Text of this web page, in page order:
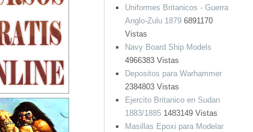
Uniformes Britanicos - Guerra
Anglo-Zulu 18796891170
Vistas
Navy Board Ship Models
4966383 Vistas
Depositos para Warhammer
2384803 Vistas
Ejercito Britanico en Sudan
1883/18851483149 Vistas
Masillas Epoxi para Modelar